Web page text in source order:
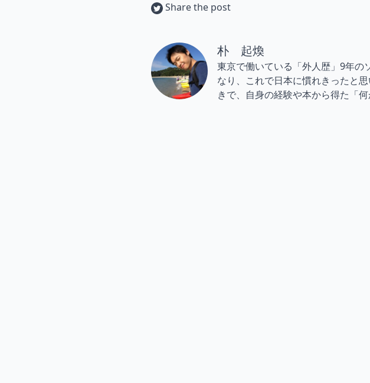
Share the post
朴 起煥
東京で働いている「外人歴」9年の
なり、これで日本に慣れきったと
きで、自身の経験や本から得た「